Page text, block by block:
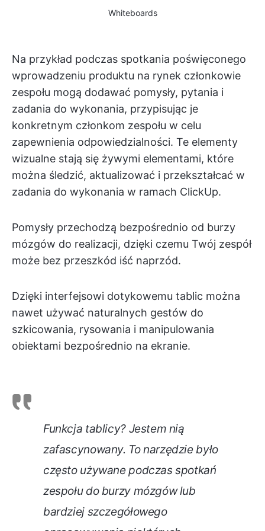
Whiteboards
Na przykład podczas spotkania poświęconego
wprowadzeniu produktu na rynek członkowie
zespołu mogą dodawać pomysły, pytania i
zadania do wykonania, przypisując je
konkretnym członkom zespołu w celu
zapewnienia odpowiedzialności. Te elementy
wizualne stają się żywymi elementami, które
można śledzić, aktualizować i przekształcać w
zadania do wykonania w ramach ClickUp.
Pomysły przechodzą bezpośrednio od burzy
mózgów do realizacji, dzięki czemu Twój zespół
może bez przeszkód iść naprzód.
Dzięki interfejsowi dotykowemu tablic można
nawet używać naturalnych gestów do
szkicowania, rysowania i manipulowania
obiektami bezpośrednio na ekranie.
Funkcja tablicy? Jestem nią
zafascynowany. To narzędzie było
często używane podczas spotkań
zespołu do burzy mózgów lub
bardziej szczegółowego